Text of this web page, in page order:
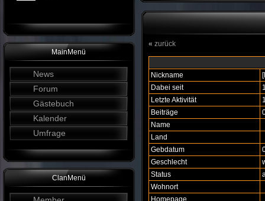
MainMenü
News
Forum
Gästebuch
Kalender
Umfrage
ClanMenü
« zurück
Nickname
Dabei seit
Letzte Aktivität
Beiträge
Name
Land
Gebdatum
Geschlecht
Status
Wohnort
Homepage